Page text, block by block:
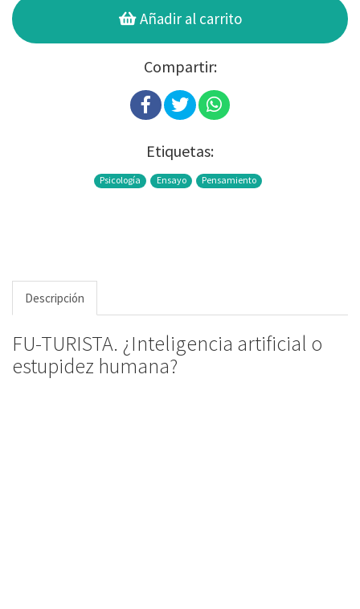
Añadir al carrito
Compartir:
Etiquetas:
Psicología Ensayo Pensamiento
Descripción
FU-TURISTA. ¿Inteligencia artificial o
estupidez humana?